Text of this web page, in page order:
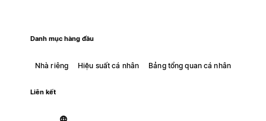
Danh mục hàng đầu
Nhà riêng Hiệu suất cá nhân Bảng tổng quan cá nhân
Liên kết